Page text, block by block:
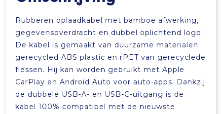
Tablettassen
Toilettassen
Waterbestendige tassen
Aktetassen
Rubberen oplaadkabel met bamboe afwerking,
gegevensoverdracht en dubbel oplichtend logo.
De kabel is gemaakt van duurzame materialen:
gerecycled ABS plastic en rPET van gerecyclede
flessen. Hij kan worden gebruikt met Apple
CarPlay en Android Auto voor auto-apps. Dankzij
de dubbele USB-A- en USB-C-uitgang is de
kabel 100% compatibel met de nieuwste